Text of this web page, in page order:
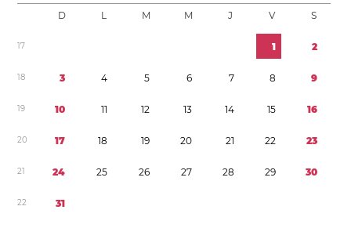
D L M M J V S
17 1 2
18 3 4 5 6 7 8 9
19 10 11 12 13 14 15 16
20 17 18 19 20 21 22 23
21 24 25 26 27 28 29 30
22 31